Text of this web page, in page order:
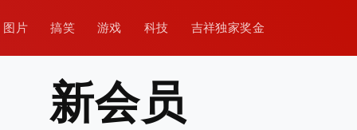
图片 搞笑 游戏 科技 吉祥独家奖金
新会员